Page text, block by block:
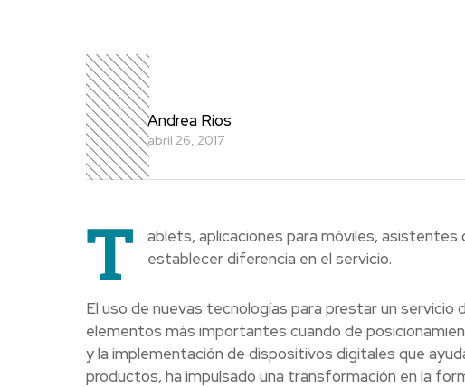
Andrea Rios
abril 26, 2017
T
ablets, aplicaciones para móviles,
establecer diferencia en el servicio.
El uso de nuevas tecnologías para prestar un
elementos más importantes cuando de
y la implementación de dispositivos digitales que
productos, ha impulsado una transformación en la